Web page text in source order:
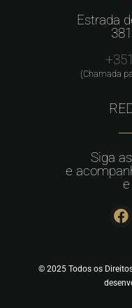
Estrada
(Chamada
Siga
e
© 2025 Todos os